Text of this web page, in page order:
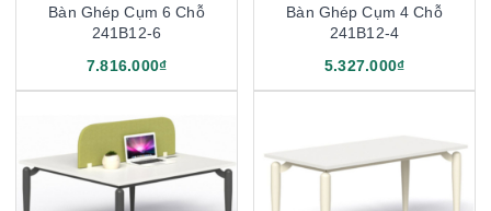
Bàn Ghép Cụm 6 Chỗ
241B12-6
7.816.000₫
Bàn Ghép Cụm 4 Chỗ
241B12-4
5.327.000₫